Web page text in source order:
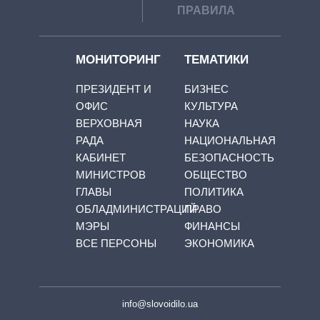
ПРАВИЛА
МОНИТОРИНГ
ПРЕЗИДЕНТ И
ОФИС
ВЕРХОВНАЯ
РАДА
КАБИНЕТ
МИНИСТРОВ
ГЛАВЫ
ОБЛАДМИНИСТРАЦИЙ
МЭРЫ
ВСЕ ПЕРСОНЫ
ТЕМАТИКИ
БИЗНЕС
КУЛЬТУРА
НАУКА
НАЦИОНАЛЬНАЯ
БЕЗОПАСНОСТЬ
ОБЩЕСТВО
ПОЛИТИКА
ПРАВО
ФИНАНСЫ
ЭКОНОМИКА
info@slovoidilo.ua